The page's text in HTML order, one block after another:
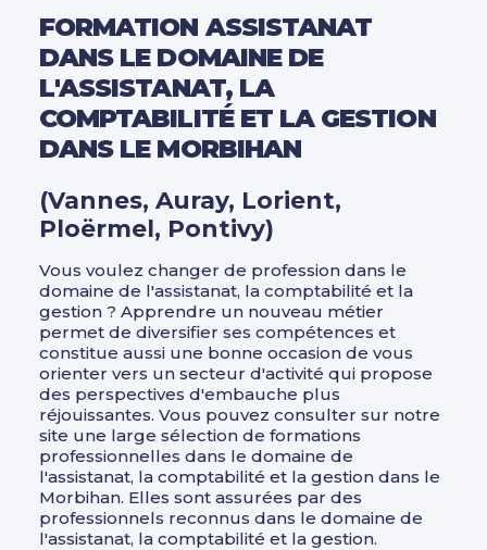
FORMATION ASSISTANAT
DANS LE DOMAINE DE
L'ASSISTANAT, LA
COMPTABILITÉ ET LA GESTION
DANS LE MORBIHAN
(Vannes, Auray, Lorient,
Ploërmel, Pontivy)
Vous voulez changer de profession dans le
domaine de l'assistanat, la comptabilité et la
gestion ? Apprendre un nouveau métier
permet de diversifier ses compétences et
constitue aussi une bonne occasion de vous
orienter vers un secteur d'activité qui propose
des perspectives d'embauche plus
réjouissantes. Vous pouvez consulter sur notre
site une large sélection de formations
professionnelles dans le domaine de
l'assistanat, la comptabilité et la gestion dans le
Morbihan. Elles sont assurées par des
professionnels reconnus dans le domaine de
l'assistanat, la comptabilité et la gestion.